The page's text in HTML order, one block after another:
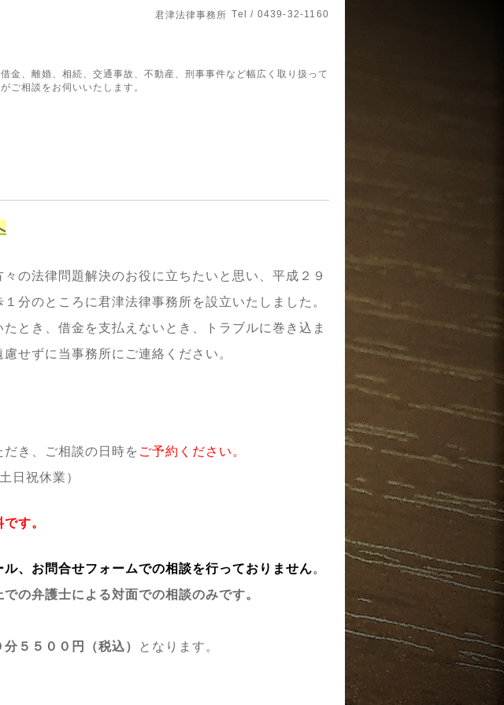
君津法律事務所 Tel / 0439-32-1160
金、離婚、相続、交通事故、不動産、刑事事件など幅広く取り扱って
ご相談をお伺いいたします。
の法律問題解決のお役に立ちたいと思い、平成２９
分のところに君津法律事務所を設立いたしました。
とき、借金を支払えないとき、トラブルに巻き込ま
せずに当事務所にご連絡ください。
き、ご相談の日時を ご予約ください。
日祝休業）
す。
ル、お問合せフォームでの相談を行っておりません。
の弁護士による対面での相談のみです。
分５５００円（税込） となります。